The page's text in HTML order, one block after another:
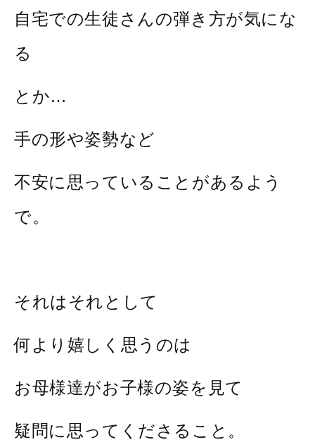
自宅での生徒さんの弾き方が気にな
る
とか…
手の形や姿勢など
不安に思っていることがあるよう
で。
それはそれとして
何より嬉しく思うのは
お母様達がお子様の姿を見て
疑問に思ってくださること。